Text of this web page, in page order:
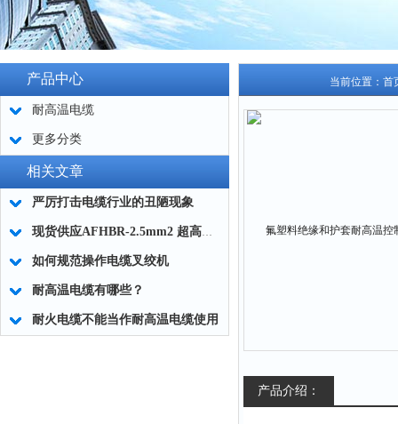
产品中心
耐高温电缆
更多分类
相关文章
严厉打击电缆行业的丑陋现象
现货供应AFHBR-2.5mm2 超高温耐火电缆
如何规范操作电缆叉绞机
耐高温电缆有哪些？
耐火电缆不能当作耐高温电缆使用
当前位置： 首
产品介绍：